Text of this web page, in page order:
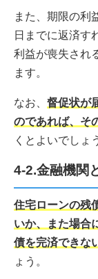
また、期限の利
日までに返済す
利益が喪失され
ます。
なお、 督促状が
のであれば、そ
くとよいでしょ
4-2.金融機関
住宅ローンの残
いか、また場合
債を完済できな
ょう。